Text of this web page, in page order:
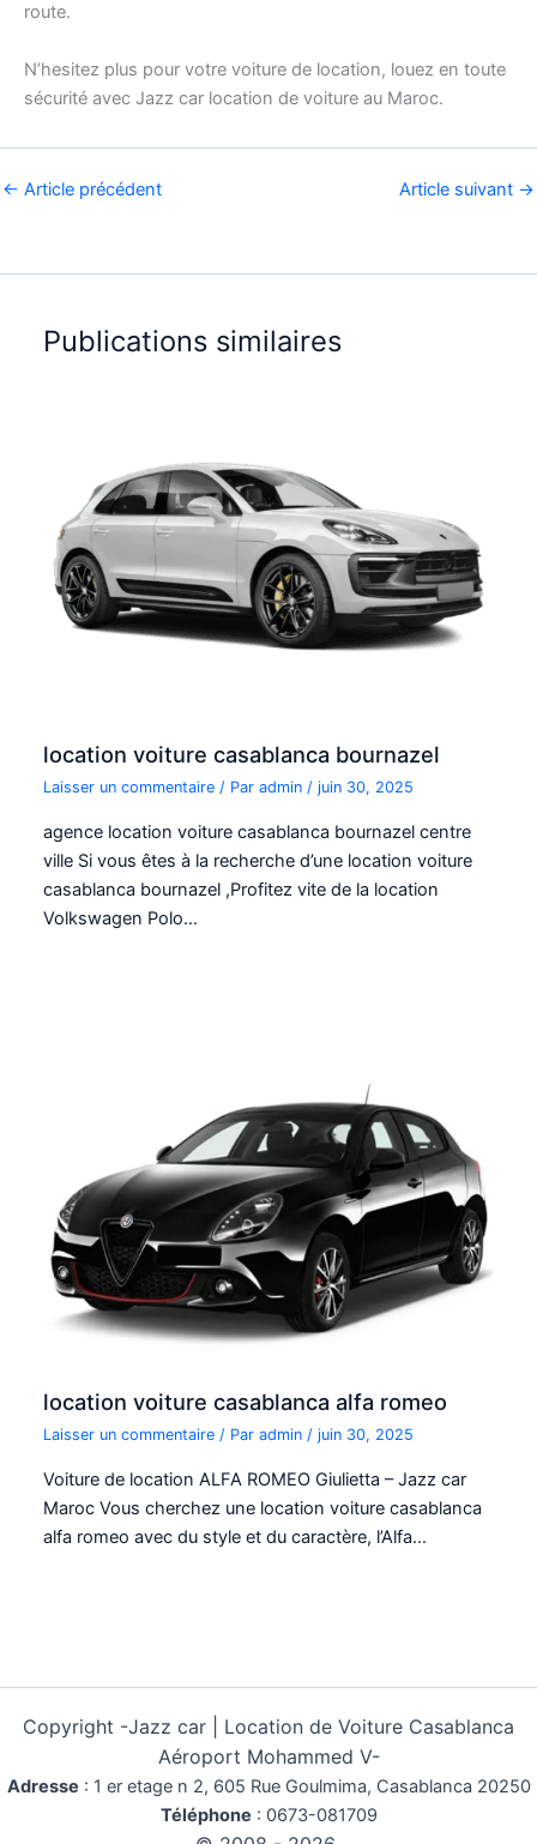
route.
N’hesitez plus pour votre voiture de location, louez en toute
sécurité avec Jazz car location de voiture au Maroc.
← Article précédent Article suivant →
Publications similaires
location voiture casablanca bournazel
Laisser un commentaire / Paradmin/juin 30, 2025
agence location voiture casablanca bournazel centre
ville Si vous êtes à la recherche d’une location voiture
casablanca bournazel ,Profitez vite de la location
Volkswagen Polo…
location voiture casablanca alfa romeo
Laisser un commentaire / Paradmin/juin 30, 2025
Voiture de location ALFA ROMEO Giulietta – Jazz car
Maroc Vous cherchez une location voiture casablanca
alfa romeo avec du style et du caractère, l’Alfa…
Copyright -Jazz car | Location de Voiture Casablanca
Aéroport Mohammed V-
Adresse : 1 er etage n 2, 605 Rue Goulmima, Casablanca 20250
Téléphone : 0673-081709